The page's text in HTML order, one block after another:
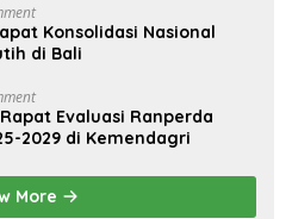
Konsolidasi Nasional
di Bali
Evaluasi Ranperda
2029 di Kemendagri
More